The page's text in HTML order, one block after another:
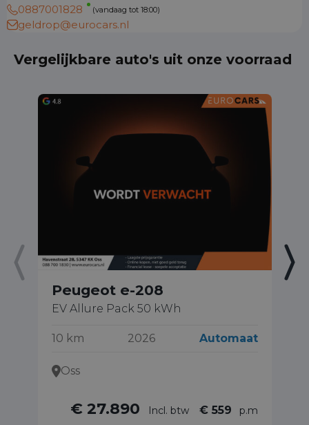
0887001828
(vandaag tot 18:00)
geldrop@eurocars.nl
Vergelijkbare auto's uit onze voorraad
Peugeot e-208
EV Allure Pack 50 kWh
10 km 2026 Automaat
Oss
€ 27.890 Incl. btw € 559 p.m